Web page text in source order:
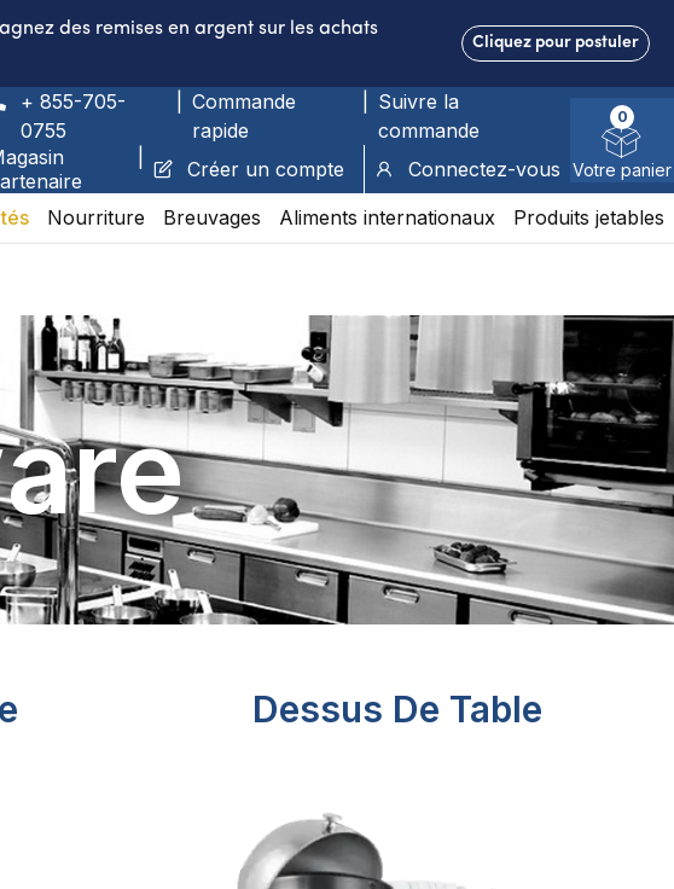
des remises en argent sur les achats
Cliquez pour postuler
+ 855-705-
0755
Commande
rapide
Suivre la
commande
Créer un compte Connectez-vous
0
Votre panier
Nourriture Breuvages Aliments internationaux Produits jetables
Dessus De Table